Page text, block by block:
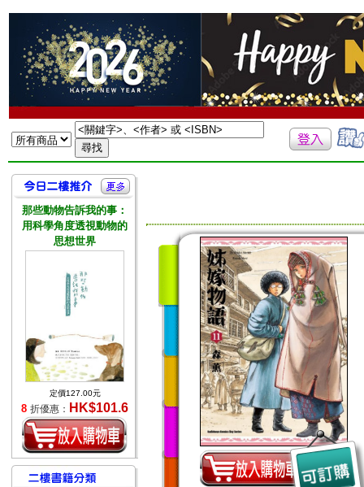
那些動物告訴我的事：
用科學角度透視動物的
思想世界
定價127.00元
8 折優惠： HK$101.6